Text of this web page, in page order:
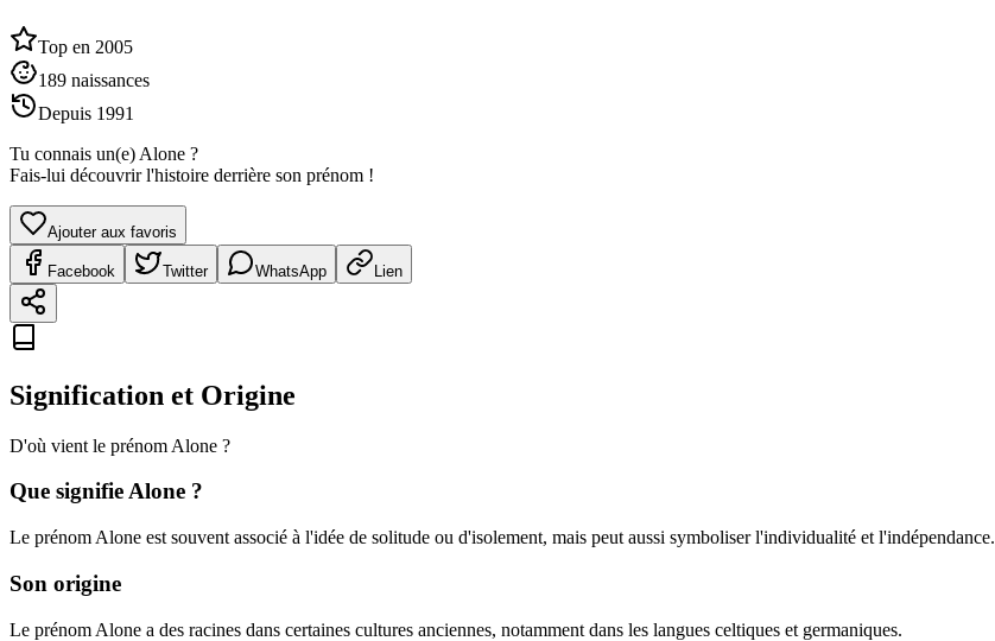
Top en 2005
189 naissances
Depuis 1991
Tu connais un(e) Alone ?
Fais-lui découvrir l'histoire derrière son prénom !
Ajouter aux favoris
Facebook Twitter WhatsApp Lien
Signification et Origine
D'où vient le prénom Alone ?
Que signifieAlone ?
Le prénom Alone est souvent associé à l'idée de solitude ou d'isolement, mais peut aussi symboliser l'individualité et l'indépendance.
Son origine
Le prénom Alone a des racines dans certaines cultures anciennes, notamment dans les langues celtiques et germaniques.